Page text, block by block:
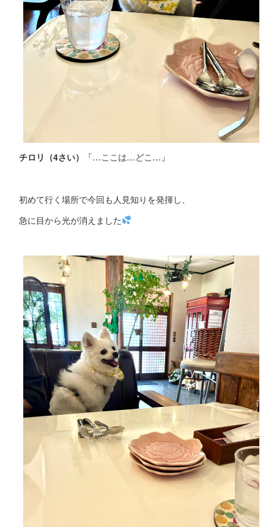
チロリ（4さい） 「…ここは…どこ…」
初めて行く場所で今回も人見知りを発揮し、
急に目から光が消えました